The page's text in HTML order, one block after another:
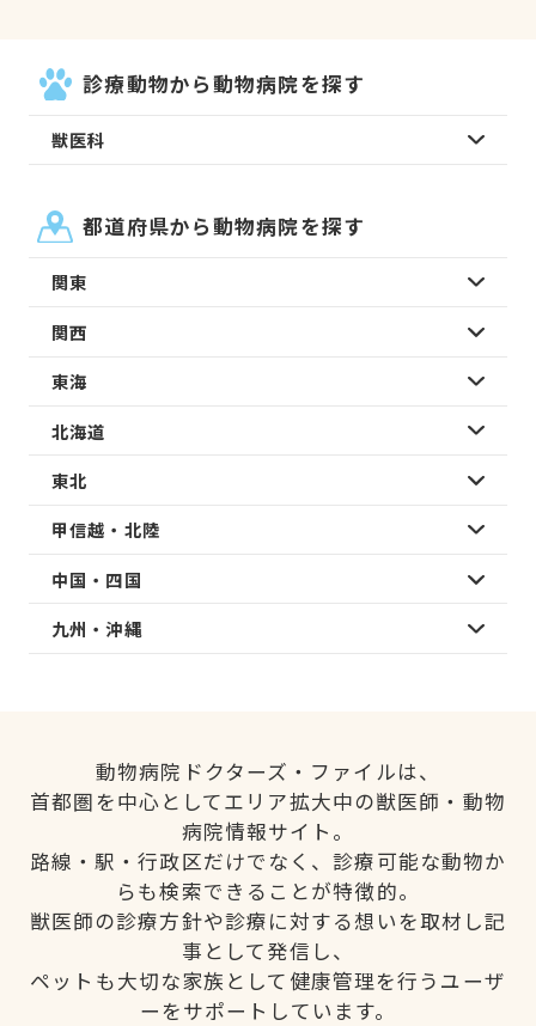
診療動物から動物病院を探す
獣医科
都道府県から動物病院を探す
関東
関西
東海
北海道
東北
甲信越・北陸
中国・四国
九州・沖縄
動物病院ドクターズ・ファイルは、
首都圏を中心としてエリア拡大中の獣医師・動物
病院情報サイト。
路線・駅・行政区だけでなく、診療可能な動物か
らも検索できることが特徴的。
獣医師の診療方針や診療に対する想いを取材し記
事として発信し、
ペットも大切な家族として健康管理を行うユーザ
ーをサポートしています。